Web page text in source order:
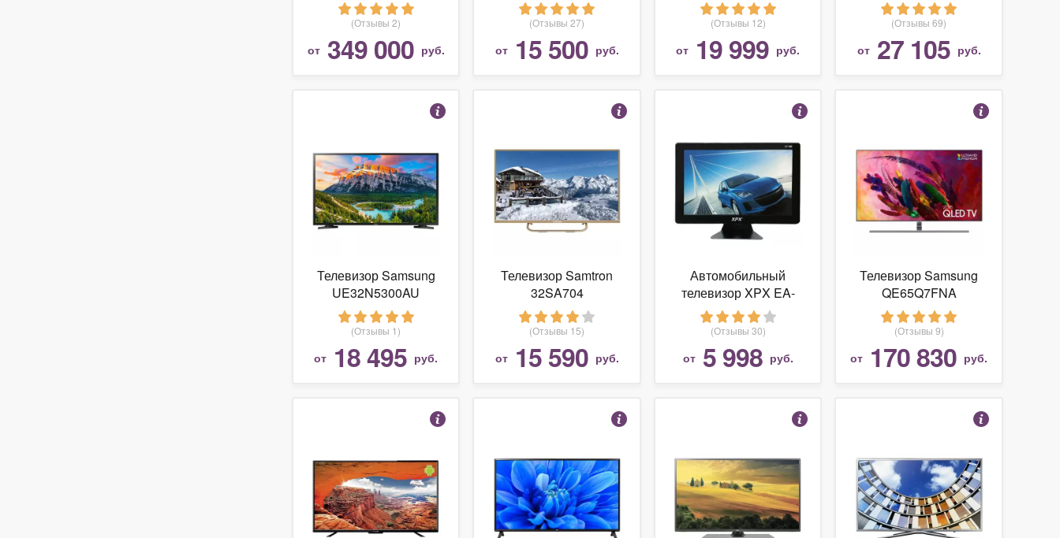
(Отзывы 2)
от 349 000 руб.
(Отзывы 27)
от 15 500 руб.
(Отзывы 12)
от 19 999 руб.
(Отзывы 69)
от 27 105 руб.
Телевизор Samsung
UE32N5300AU
(Отзывы 1)
от 18 495 руб.
Телевизор Samtron
32SA704
(Отзывы 15)
от 15 590 руб.
Автомобильный
телевизор XPX EA-
178D
(Отзывы 30)
от 5 998 руб.
Телевизор Samsung
QE65Q7FNA
(Отзывы 9)
от 170 830 руб.